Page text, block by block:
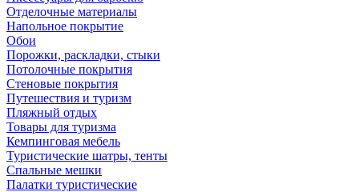
Отделочные материалы
Напольное покрытие
Обои
Порожки, раскладки, стыки
Потолочные покрытия
Стеновые покрытия
Путешествия и туризм
Пляжный отдых
Товары для туризма
Кемпинговая мебель
Туристические шатры, тенты
Спальные мешки
Палатки туристические